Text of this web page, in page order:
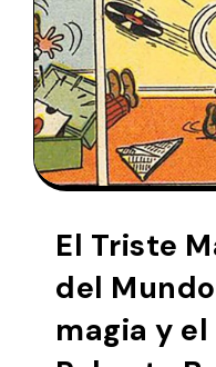
El Triste
del
magia y